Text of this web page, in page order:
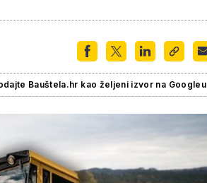
Bauštela.hr kao željeni izvor na Googleu